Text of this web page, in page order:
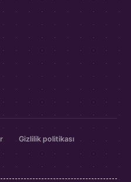
Gizlilik politikası